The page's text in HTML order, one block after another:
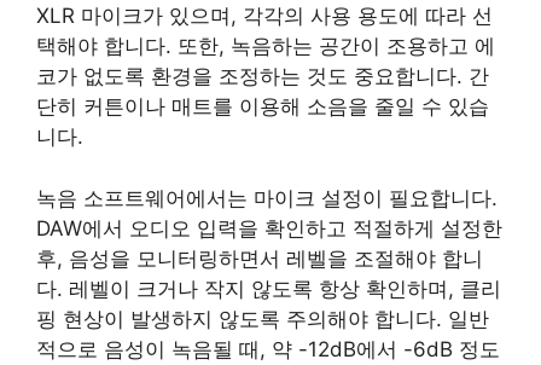
XLR 마이크가 있으며, 각각의 사용 용도에 따라 선
택해야 합니다. 또한, 녹음하는 공간이 조용하고 에
코가 없도록 환경을 조정하는 것도 중요합니다. 간
단히 커튼이나 매트를 이용해 소음을 줄일 수 있습
니다.
녹음 소프트웨어에서는 마이크 설정이 필요합니다.
DAW에서 오디오 입력을 확인하고 적절하게 설정한
후, 음성을 모니터링하면서 레벨을 조절해야 합니
다. 레벨이 크거나 작지 않도록 항상 확인하며, 클리
핑 현상이 발생하지 않도록 주의해야 합니다. 일반
적으로 음성이 녹음될 때, 약 -12dB에서 -6dB 정도